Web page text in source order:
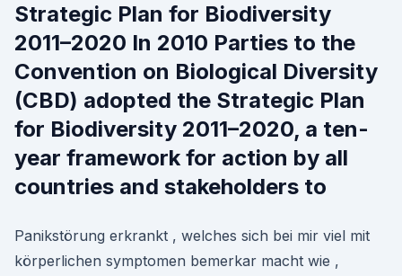
Strategic Plan for Biodiversity
2011–2020 In 2010 Parties to the
Convention on Biological Diversity
(CBD) adopted the Strategic Plan
for Biodiversity 2011–2020, a ten-
year framework for action by all
countries and stakeholders to
Panikstörung erkrankt , welches sich bei mir viel mit
körperlichen symptomen bemerkar macht wie ,